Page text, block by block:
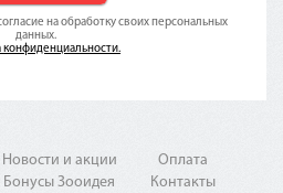
на обработку своих персональных
данных.
конфиденциальности.
Новости и акции
Бонусы Зооидея
Оплата
Контакты